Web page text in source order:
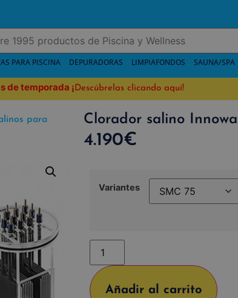
PARA PISCINA DEPURADORAS LIMPIAFONDOS SAUNA/SPA
de temporada ¡ Descúbrelas clicando aquí!
para
Clorador salino
4.190€
Variantes
Añadir al carrito